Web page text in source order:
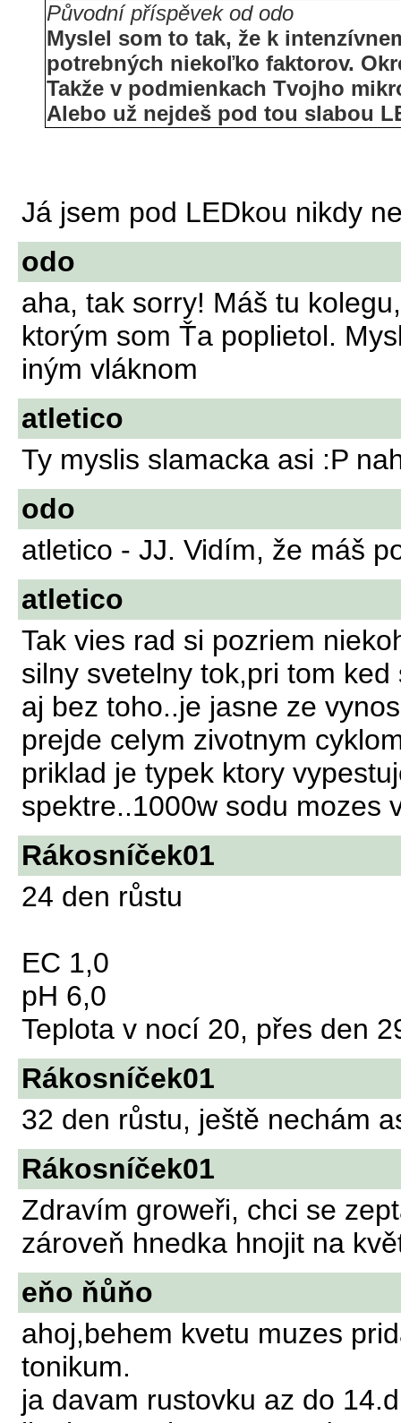
Původní příspěvek od odo
Myslel som to tak, že k
potrebných niekoľko faktorov.
Takže v podmienkach Tvojho
Alebo už nejdeš pod tou slabou
Já jsem pod LEDkou nikdy
odo
aha, tak sorry! Máš tu
ktorým som Ťa poplietol.
iným vláknom
atletico
Ty myslis slamacka asi :P
odo
atletico - JJ. Vidím, že máš
atletico
Tak vies rad si pozriem
silny svetelny tok,pri tom
aj bez toho..je jasne ze
prejde celym zivotnym
priklad je typek ktory
spektre..1000w sodu mozes
Rákosníček01
24 den růstu
EC 1,0
pH 6,0
Teplota v nocí 20, přes den
Rákosníček01
32 den růstu, ještě nechám
Rákosníček01
Zdravím groweři, chci se
zároveň hnedka hnojit na
eňo ňůňo
ahoj,behem kvetu muzes
tonikum.
ja davam rustovku az do